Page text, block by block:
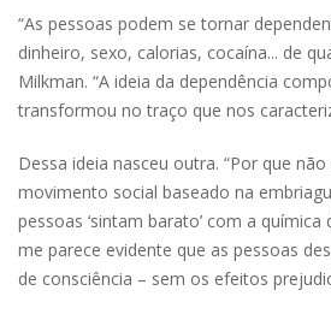
“As pessoas podem se tornar
dinheiro, sexo, calorias, cocaína... de
Milkman. “A ideia da dependência
transformou no traço que nos
Dessa ideia nasceu outra. “Por que
movimento social baseado na
pessoas ‘sintam barato’ com a
me parece evidente que as pessoas
de consciência – sem os efeitos